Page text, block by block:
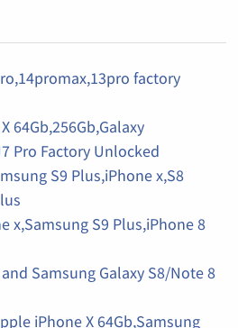
factory
64Gb,256Gb,Galaxy
Pro Factory Unlocked
S9 Plus,iPhone x,S8
x,Samsung S9 Plus,iPhone 8
Samsung Galaxy S8/Note 8
iPhone X 64Gb,Samsung